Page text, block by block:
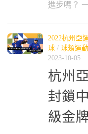
進步嗎？
2022杭州亞
球 / 球類運動
2023-10-05
杭州
封鎖
級金